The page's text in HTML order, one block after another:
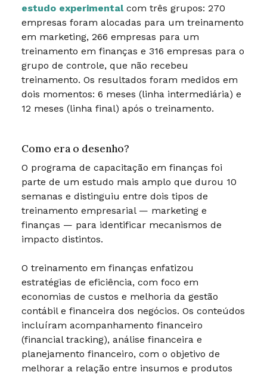
estudo experimentalcom três grupos: 270
empresas foram alocadas para um treinamento
em marketing, 266 empresas para um
treinamento em finanças e 316 empresas para o
grupo de controle, que não recebeu
treinamento. Os resultados foram medidos em
dois momentos: 6 meses (linha intermediária) e
12 meses (linha final) após o treinamento.
Como era o desenho?
O programa de capacitação em finanças foi
parte de um estudo mais amplo que durou 10
semanas e distinguiu entre dois tipos de
treinamento empresarial — marketing e
finanças — para identificar mecanismos de
impacto distintos.
O treinamento em finanças enfatizou
estratégias de eficiência, com foco em
economias de custos e melhoria da gestão
contábil e financeira dos negócios. Os conteúdos
incluíram acompanhamento financeiro
(financial tracking), análise financeira e
planejamento financeiro, com o objetivo de
melhorar a relação entre insumos e produtos